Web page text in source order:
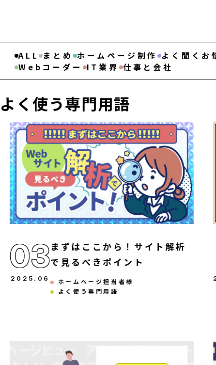
ALL まとめ ホームページ制作 よく聞くお
Webコーダー
IT業界 仕事と会社
よく使う専門用語
03
2025 . 06
まずはここから！サイト解析
で見るべきポイント
ホームページ担当者様
よく使う専門用語